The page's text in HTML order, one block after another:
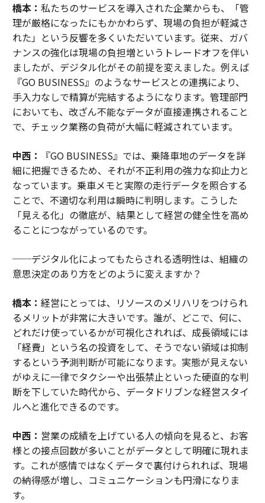
橋本： 私たちのサービスを導入された企業からも、「管
理が厳格になったにもかかわらず、現場の負担が軽減さ
れた」という反響を多くいただいています。従来、ガバ
ナンスの強化は現場の負担増というトレードオフを伴い
ましたが、デジタル化がその前提を変えました。例えば
『GO BUSINESS』のようなサービスとの連携により、
手入力なしで精算が完結するようになります。管理部門
においても、改ざん不能なデータが直接連携されること
で、チェック業務の負荷が大幅に軽減されています。
中西：
『GO BUSINESS』では、乗降車地のデータを詳
細に把握できるため、それが不正利用の強力な抑止力と
なっています。乗車メモと実際の走行データを照合する
ことで、不適切な利用は瞬時に判明します。こうした
「見える化」の徹底が、結果として経営の健全性を高め
ることにつながっているのです。
──デジタル化によってもたらされる透明性は、組織の
意思決定のあり方をどのように変えますか？
橋本： 経営にとっては、リソースのメリハリをつけられ
るメリットが非常に大きいです。誰が、どこで、何に、
どれだけ使っているかが可視化されれば、成長領域には
「経費」という名の投資をして、そうでない領域は抑制
するという予測判断が可能になります。実態が見えない
がゆえに一律でタクシーや出張禁止といった硬直的な判
断を下していた時代から、データドリブンな経営スタイ
ルへと進化できるのです。
中西： 営業の成績を上げている人の傾向を見ると、お客
様との接点回数が多いことがデータとして明確に現れま
す。これが感情ではなくデータで裏付けられれば、現場
の納得感が増し、コミュニケーションも円滑になりま
す。